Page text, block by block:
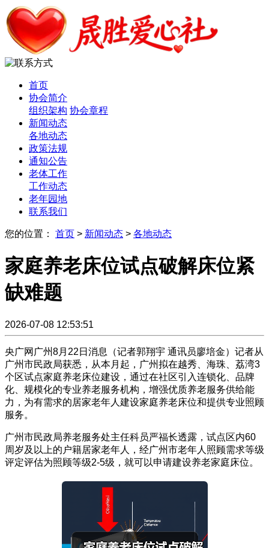
首页
协会简介
组织架构 协会章程
新闻动态
各地动态
政策法规
通知公告
老体工作
工作动态
老年园地
联系我们
您的位置： 首页 > 新闻动态 > 各地动态
家庭养老床位试点破解床位紧
缺难题
2026-07-08 12:53:51
央广网广州8月22日消息（记者郭翔宇 通讯员廖培金）记者从
广州市民政局获悉，从本月起，广州拟在越秀、海珠、荔湾3
个区试点家庭养老床位建设，通过在社区引入连锁化、品牌
化、规模化的专业养老服务机构，增强优质养老服务供给能
力，为有需求的居家老年人建设家庭养老床位和提供专业照顾
服务。
广州市民政局养老服务处主任科员严福长透露，试点区内60
周岁及以上的户籍居家老年人，经广州市老年人照顾需求等级
评定评估为照顾等级2-5级，就可以申请建设养老家庭床位。